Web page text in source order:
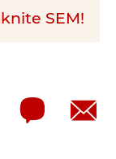
SEM!